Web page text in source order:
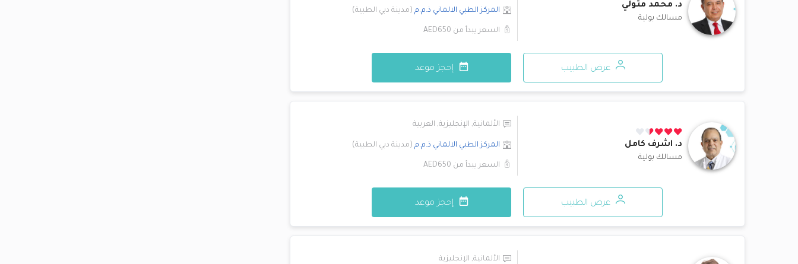
د. محمد متولي
مسالك بولية
المركز الطبي الالماني ذ.م.م (مدينة دبي الطبية)
السعر يبدأ من AED650
عرض الطبيب إحجز موعد
د. اشرف كامل
مسالك بولية
الألمانية, الإنجليزية, العربية
المركز الطبي الالماني ذ.م.م (مدينة دبي الطبية)
السعر يبدأ من AED650
عرض الطبيب إحجز موعد
الألمانية, الإنجليزية